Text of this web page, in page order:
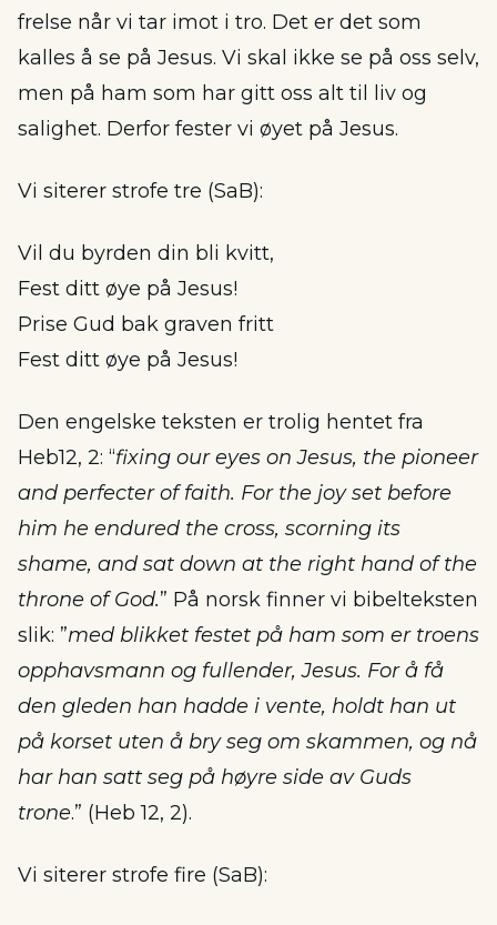
frelse når vi tar imot i tro. Det er det som
kalles å se på Jesus. Vi skal ikke se på oss selv,
men på ham som har gitt oss alt til liv og
salighet. Derfor fester vi øyet på Jesus.
Vi siterer strofe tre (SaB):
Vil du byrden din bli kvitt,
Fest ditt øye på Jesus!
Prise Gud bak graven fritt
Fest ditt øye på Jesus!
Den engelske teksten er trolig hentet fra
Heb12, 2: “fixing our eyes on Jesus, the pioneer
and perfecter of faith. For the joy set before
him he endured the cross, scorning its
shame, and sat down at the right hand of the
throne of God.” På norsk finner vi bibelteksten
slik: ”med blikket festet på ham som er troens
opphavsmann og fullender, Jesus. For å få
den gleden han hadde i vente, holdt han ut
på korset uten å bry seg om skammen, og nå
har han satt seg på høyre side av Guds
trone.” (Heb 12, 2).
Vi siterer strofe fire (SaB):